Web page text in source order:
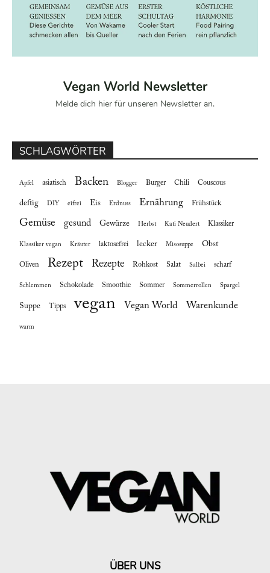
Vegan World Newsletter
Melde dich hier für unseren Newsletter an.
SCHLAGWÖRTER
Apfel asiatisch Backen Blogger Burger Chili Couscous
deftig DIY eifrei Eis Erdnuss Ernährung Frühstück
Gemüse gesund Gewürze Herbst Kati Neudert Klassiker
Klassiker vegan Kräuter laktosefrei lecker Misosuppe Obst
Oliven Rezept Rezepte Rohkost Salat Salbei scharf
Schlemmen Schokolade Smoothie Sommer Sommerrollen Spargel
Suppe Tipps vegan Vegan World Warenkunde
warm
ÜBER UNS